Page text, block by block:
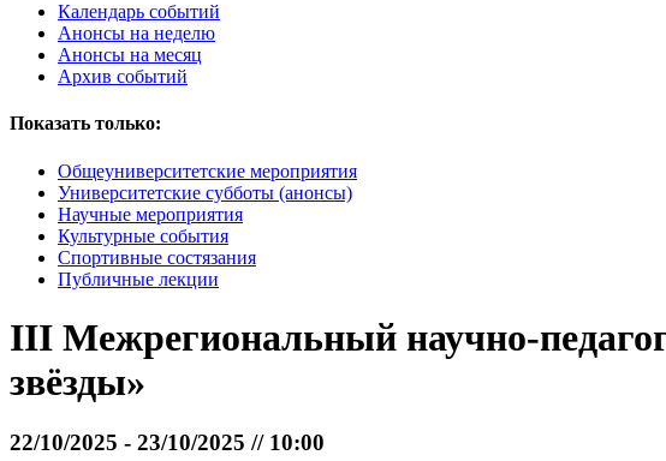
Календарь событий
Анонсы на неделю
Анонсы на месяц
Архив событий
Показать только:
Общеуниверситетские мероприятия
Университетские субботы (анонсы)
Научные мероприятия
Культурные события
Спортивные состязания
Публичные лекции
III Межрегиональный научно-
звёзды»
22/10/2025 - 23/10/2025 // 10:00